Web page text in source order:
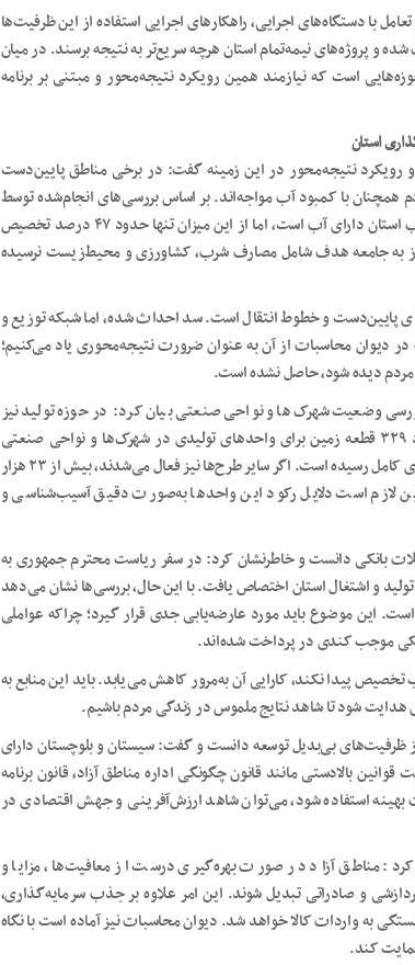
با دستگاه‌های اجرایی، راهکارهای اجرایی استفاده از این ظرفیت‌ها
و پروژه‌های نیمه‌تمام استان هرچه سریع‌تر به نتیجه برسند. در میان
است که نیازمند همین رویکرد نتیجه‌محور و مبتنی بر برنامه
استان
رویکرد نتیجه‌محور در این زمینه گفت: در برخی مناطق پایین‌دست
همچنان با کمبود آب مواجه‌اند. بر اساس بررسی‌های انجام‌شده توسط
همکاران ما، حدود ۴۹ درصد ظرفیت اسمی مخازن جنوب استان دارای آب است، اما از این میزان تنها حدود ۴۷ درصد تخصیص
نیز هنوز به جامعه هدف شامل مصارف شرب، کشاورزی و محیط‌زیست نرسیده
پایین‌دست و خطوط انتقال است. سد احداث شده، اما شبکه توزیع و
دیوان محاسبات از آن به عنوان ضرورت نتیجه‌محوری یاد می‌کنیم؛
مردم دیده شود، حاصل نشده است.
وضعیت شهرک‌ها و نواحی صنعتی بیان کرد: در حوزه تولید نیز
چالش‌هایی مشابه وجود دارد. از دهه ۷۰ تاکنون، حدود ۳۲۹ قطعه زمین برای واحدهای تولیدی در شهرک‌ها و نواحی صنعتی
استان واگذار شده، اما تنها ۵۵ درصد از آن‌ها به بهره‌برداری کامل رسیده است. اگر سایر طرح‌ها نیز فعال می‌شدند، بیش از ۲۳ هزار
لازم است دلایل رکود این واحدها به‌صورت دقیق آسیب‌شناسی و
بانکی دانست و خاطرنشان کرد: در سفر ریاست محترم جمهوری به
برای تقویت بخش تولید و اشتغال استان اختصاص یافت. با این حال، بررسی‌ها نشان می‌دهد
شده است. این موضوع باید مورد عارضه‌یابی جدی قرار گیرد؛ چراکه عواملی
موجب کندی در پرداخت شده‌اند.
پیدا نکند، کارایی آن به‌مرور کاهش می‌یابد. باید این منابع به
شود تا شاهد نتایج ملموس در زندگی مردم باشیم.
ظرفیت‌های بی‌بدیل توسعه دانست و گفت: سیستان و بلوچستان دارای
بالادستی مانند قانون چگونگی اداره مناطق آزاد، قانون برنامه
استفاده شود، می‌توان شاهد ارزش‌آفرینی و جهش اقتصادی در
مناطق آزاد در صورت بهره‌گیری درست از معافیت‌ها، مزایا و
و صادراتی تبدیل شوند. این امر علاوه بر جذب سرمایه‌گذاری،
به واردات کالا خواهد شد. دیوان محاسبات نیز آماده است با نگاه
کند.